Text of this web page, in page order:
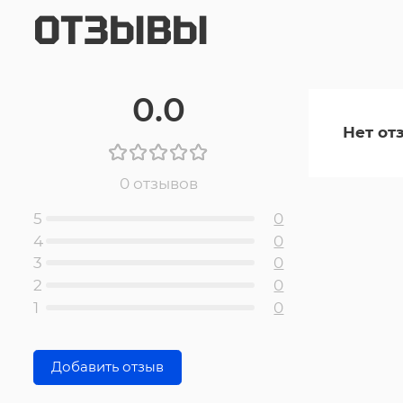
ОТЗЫВЫ
0.0
0 отзывов
5
0
4
0
3
0
2
0
1
0
Добавить отзыв
Нет